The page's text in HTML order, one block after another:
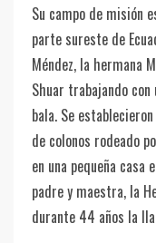
Su campo de misión
parte sureste de
Méndez, la hermana
Shuar trabajando
bala. Se
de colonos rodeado
en una pequeña casa
padre y maestra, la
durante 44 años la